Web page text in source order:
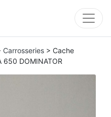
Carrosseries > Cache
650 DOMINATOR